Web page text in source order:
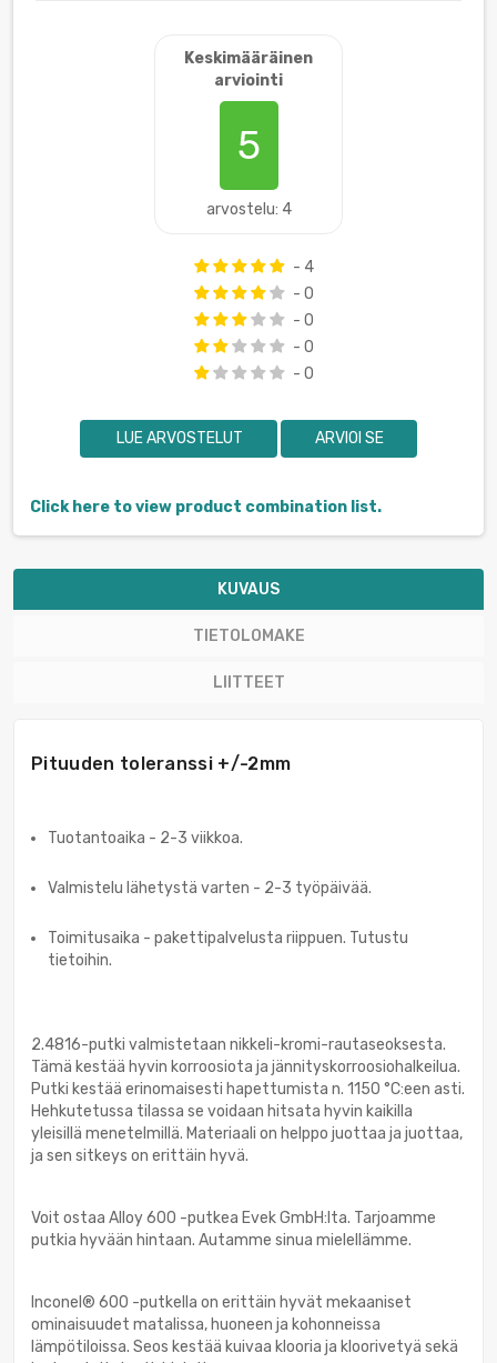
Keskimääräinen
arviointi
5
arvostelu: 4
- 4
- 0
- 0
- 0
- 0
LUE ARVOSTELUT ARVIOI SE
Click here to view product combination list.
KUVAUS
TIETOLOMAKE
LIITTEET
Pituuden toleranssi +/-2mm
Tuotantoaika - 2-3 viikkoa.
Valmistelu lähetystä varten - 2-3 työpäivää.
Toimitusaika - pakettipalvelusta riippuen. Tutustu
tietoihin.
2.4816-putki valmistetaan nikkeli-kromi-rautaseoksesta.
Tämä kestää hyvin korroosiota ja jännityskorroosiohalkeilua.
Putki kestää erinomaisesti hapettumista n. 1150 °C:een asti.
Hehkutetussa tilassa se voidaan hitsata hyvin kaikilla
yleisillä menetelmillä. Materiaali on helppo juottaa ja juottaa,
ja sen sitkeys on erittäin hyvä.
Voit ostaa Alloy 600 -putkea Evek GmbH:lta. Tarjoamme
putkia hyvään hintaan. Autamme sinua mielellämme.
Inconel® 600 -putkella on erittäin hyvät mekaaniset
ominaisuudet matalissa, huoneen ja kohonneissa
lämpötiloissa. Seos kestää kuivaa klooria ja kloorivetyä sekä